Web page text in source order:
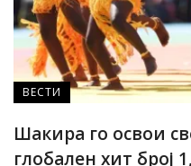
ВЕСТИ
Шакира го освои
глобален хит број